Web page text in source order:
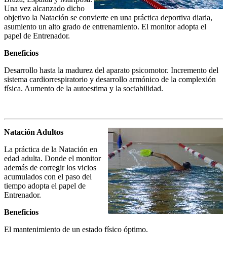
Una vez alcanzado dicho
objetivo la Natación se convierte en una práctica deportiva diaria,
asumiento un alto grado de entrenamiento. El monitor adopta el
papel de Entrenador.
Beneficios
Desarrollo hasta la madurez del aparato psicomotor. Incremento del
sistema cardiorrespiratorio y desarrollo armónico de la complexión
física. Aumento de la autoestima y la sociabilidad.
Natación Adultos
La práctica de la Natación en
edad adulta. Donde el monitor
además de corregir los vicios
acumulados con el paso del
tiempo adopta el papel de
Entrenador.
Beneficios
El mantenimiento de un estado físico óptimo.